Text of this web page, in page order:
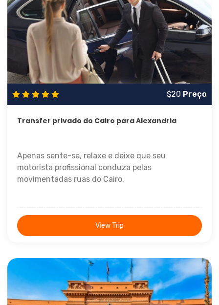
$20 Preço
Transfer privado do Cairo para Alexandria
Apenas sente-se, relaxe e deixe que seu
motorista profissional conduza pelas
movimentadas ruas do Cairo.
View Trip